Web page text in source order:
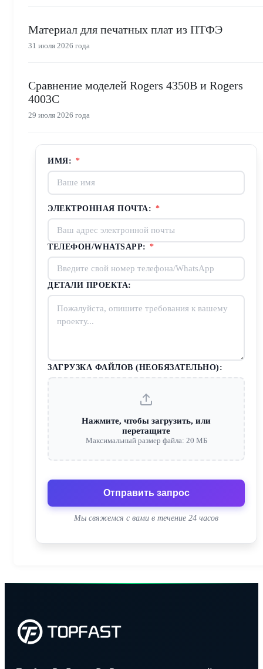
Материал для печатных плат из ПТФЭ
31 июля 2026 года
Сравнение моделей Rogers 4350B и Rogers
4003C
29 июля 2026 года
ИМЯ: *
ЭЛЕКТРОННАЯ ПОЧТА: *
ТЕЛЕФОН/WHATSAPP: *
ДЕТАЛИ ПРОЕКТА:
ЗАГРУЗКА ФАЙЛОВ (НЕОБЯЗАТЕЛЬНО):
Нажмите, чтобы загрузить, или
перетащите
Максимальный размер файла: 20 МБ
Отправить запрос
Мы свяжемся с вами в течение 24 часов